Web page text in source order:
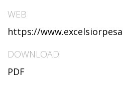
WEB
https://
DOWNLOAD
PDF